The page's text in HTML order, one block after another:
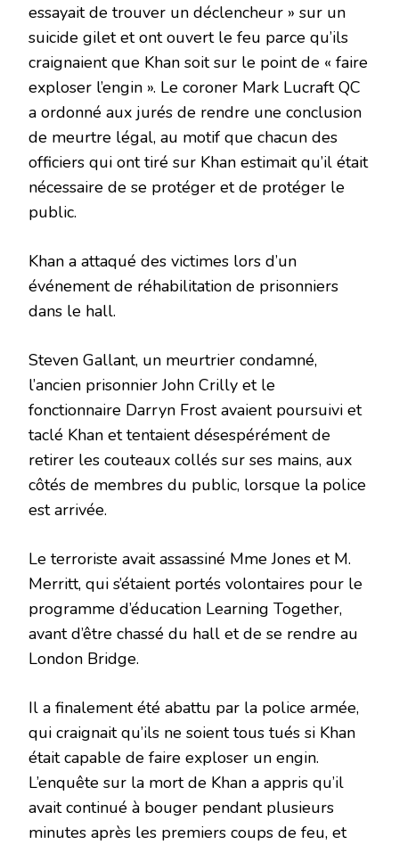
essayait de trouver un déclencheur » sur un
suicide gilet et ont ouvert le feu parce qu’ils
craignaient que Khan soit sur le point de « faire
exploser l’engin ». Le coroner Mark Lucraft QC
a ordonné aux jurés de rendre une conclusion
de meurtre légal, au motif que chacun des
officiers qui ont tiré sur Khan estimait qu’il était
nécessaire de se protéger et de protéger le
public.
Khan a attaqué des victimes lors d’un
événement de réhabilitation de prisonniers
dans le hall.
Steven Gallant, un meurtrier condamné,
l’ancien prisonnier John Crilly et le
fonctionnaire Darryn Frost avaient poursuivi et
taclé Khan et tentaient désespérément de
retirer les couteaux collés sur ses mains, aux
côtés de membres du public, lorsque la police
est arrivée.
Le terroriste avait assassiné Mme Jones et M.
Merritt, qui s’étaient portés volontaires pour le
programme d’éducation Learning Together,
avant d’être chassé du hall et de se rendre au
London Bridge.
Il a finalement été abattu par la police armée,
qui craignait qu’ils ne soient tous tués si Khan
était capable de faire exploser un engin.
L’enquête sur la mort de Khan a appris qu’il
avait continué à bouger pendant plusieurs
minutes après les premiers coups de feu, et